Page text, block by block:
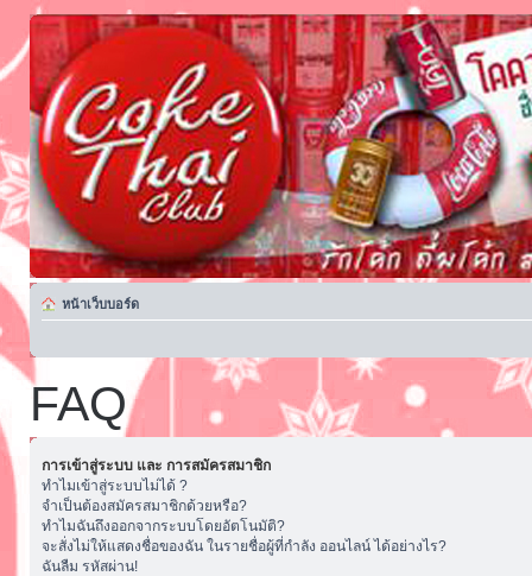
หน้าเว็บบอร์ด
FAQ
การเข้าสู่ระบบ และ การสมัครสมาชิก
ทำไมเข้าสู่ระบบไม่ได้ ?
จำเป็นต้องสมัครสมาชิกด้วยหรือ?
ทำไมฉันถึงออกจากระบบโดยอัตโนมัติ?
จะสั่งไม่ให้แสดงชื่อของฉัน ในรายชื่อผู้ที่กำลัง ออนไลน์ ได้อย่างไร?
ฉันลืม รหัสผ่าน!